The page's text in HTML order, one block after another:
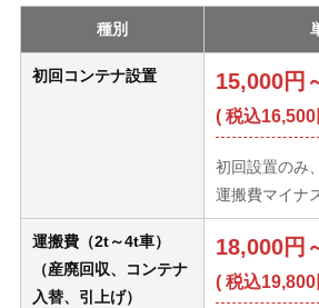
種別
初回コンテナ設置 15,000円
( 税込
初回設置のみ
運搬費マイナ
運搬費（2t～4t車）
（産廃回収、コンテナ
入替、引上げ）
18,000円
( 税込